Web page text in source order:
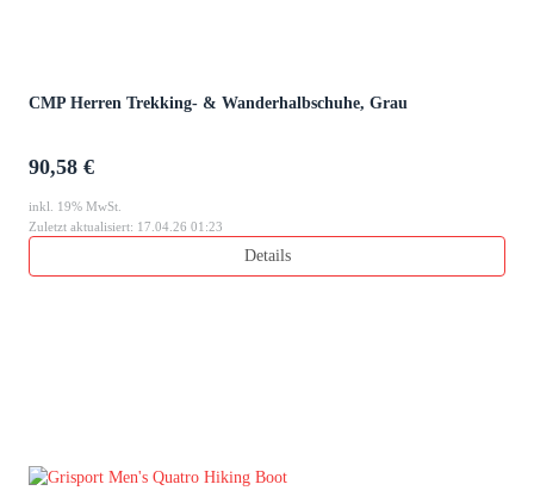
CMP Herren Trekking- & Wanderhalbschuhe, Grau
90,58 €
inkl. 19% MwSt.
Zuletzt aktualisiert: 17.04.26 01:23
Details